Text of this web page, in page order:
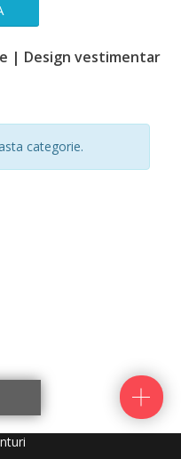
| Design vestimentar
categorie.